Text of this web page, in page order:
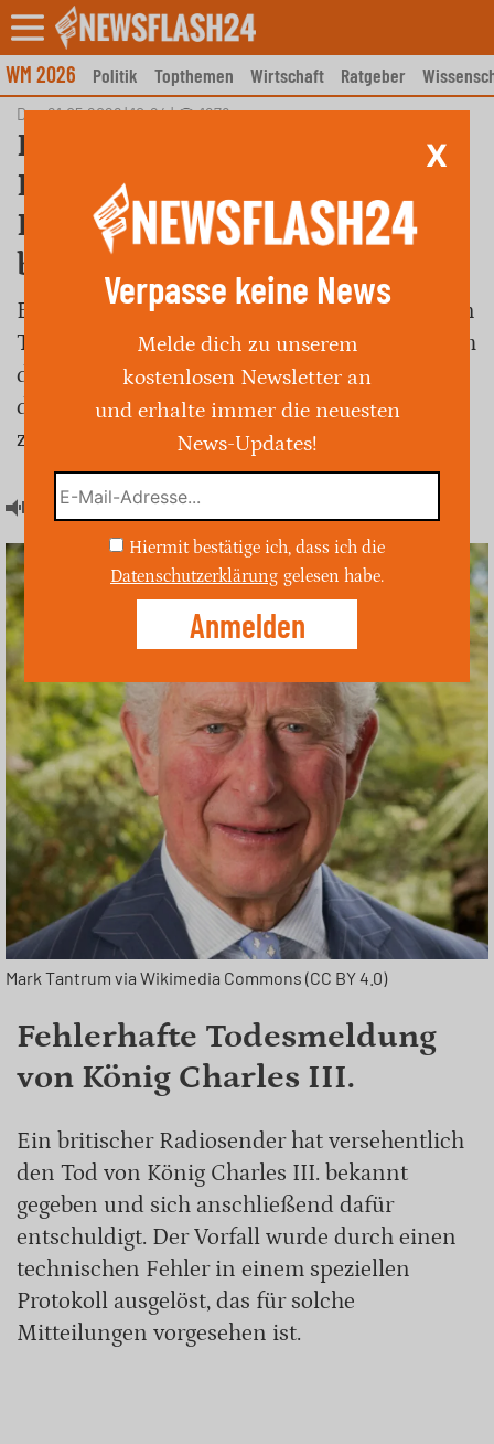
Skip
to
content
WM 2026 Politik Topthemen Wirtschaft Ratgeber
Do., 21.05.2026 | 10:24| 1978
Fehlerhafte Meldung über
König Charles III. führt zu
Entschuldigung eines
britischen Senders
Ein britischer Radiosender hat irrtümlich den
Tod von König Charles III. verkündet und sich
dafür entschuldigt. Der Vorfall, verursacht
durch einen technischen Fehler, wirft Fragen
zur Systemüberwachung auf.
Artikel hören
Mark Tantrum via Wikimedia Commons (CC BY 4.0)
Fehlerhafte Todesmeldung
von König Charles III.
Ein britischer Radiosender hat versehentlich
den Tod von König Charles III. bekannt
gegeben und sich anschließend dafür
entschuldigt. Der Vorfall wurde durch einen
technischen Fehler in einem speziellen
Protokoll ausgelöst, das für solche
Mitteilungen vorgesehen ist.
X
Verpasse keine News
Melde dich zu unserem
kostenlosen Newsletter an
und erhalte immer die neuesten
News-Updates!
Hiermit bestätige ich, dass ich die
Datenschutzerklärung gelesen habe.